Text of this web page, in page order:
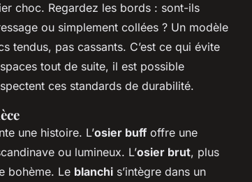
choc. Regardez les bords : sont-ils
ou simplement collées ? Un modèle
tendus, pas cassants. C’est ce qui évite
tout de suite, il est possible
ces standards de durabilité.
une histoire. L’osier buff offre une
ou lumineux. L’osier brut, plus
bohème. Le blanchi s’intègre dans un